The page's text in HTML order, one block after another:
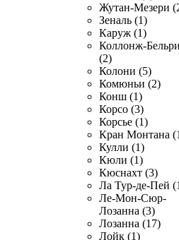
Жутан-Мезери
Зеналь (1)
Каруж (1)
Коллонж-
(2)
Колони (5)
Комюньи (2)
Конш (1)
Корсо (3)
Корсье (1)
Кран Монтана
Кулли (1)
Кюли (1)
Кюснахт (3)
Ла Тур-де-Пей
Ле-Мон-Сюр-
Лозанна (3)
Лозанна (17)
Лойк (1)